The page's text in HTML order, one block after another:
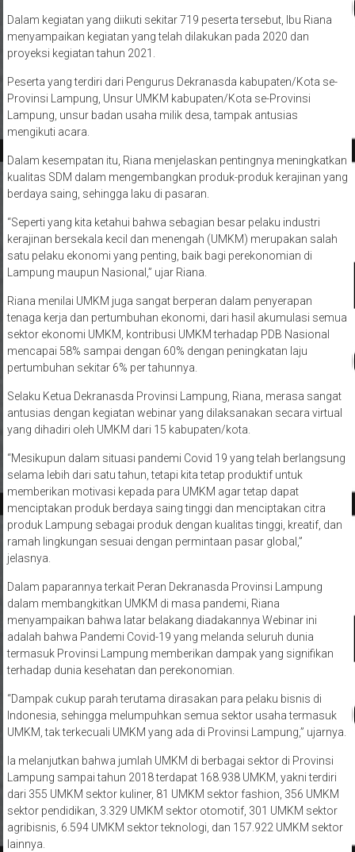
Dalam kegiatan yang diikuti sekitar 719 peserta tersebut, Ibu Riana
menyampaikan kegiatan yang telah dilakukan pada 2020 dan
proyeksi kegiatan tahun 2021.
Peserta yang terdiri dari Pengurus Dekranasda kabupaten/Kota se-
Provinsi Lampung, Unsur UMKM kabupaten/Kota se-Provinsi
Lampung, unsur badan usaha milik desa, tampak antusias
mengikuti acara.
Dalam kesempatan itu, Riana menjelaskan pentingnya meningkatkan
kualitas SDM dalam mengembangkan produk-produk kerajinan yang
berdaya saing, sehingga laku di pasaran.
“Seperti yang kita ketahui bahwa sebagian besar pelaku industri
kerajinan bersekala kecil dan menengah (UMKM) merupakan salah
satu pelaku ekonomi yang penting, baik bagi perekonomian di
Lampung maupun Nasional,” ujar Riana.
Riana menilai UMKM juga sangat berperan dalam penyerapan
tenaga kerja dan pertumbuhan ekonomi, dari hasil akumulasi semua
sektor ekonomi UMKM, kontribusi UMKM terhadap PDB Nasional
mencapai 58% sampai dengan 60% dengan peningkatan laju
pertumbuhan sekitar 6% per tahunnya.
Selaku Ketua Dekranasda Provinsi Lampung, Riana, merasa sangat
antusias dengan kegiatan webinar yang dilaksanakan secara virtual
yang dihadiri oleh UMKM dari 15 kabupaten/kota.
“Mesikupun dalam situasi pandemi Covid 19 yang telah berlangsung
selama lebih dari satu tahun, tetapi kita tetap produktif untuk
memberikan motivasi kepada para UMKM agar tetap dapat
menciptakan produk berdaya saing tinggi dan menciptakan citra
produk Lampung sebagai produk dengan kualitas tinggi, kreatif, dan
ramah lingkungan sesuai dengan permintaan pasar global,”
jelasnya.
Dalam paparannya terkait Peran Dekranasda Provinsi Lampung
dalam membangkitkan UMKM di masa pandemi, Riana
menyampaikan bahwa latar belakang diadakannya Webinar ini
adalah bahwa Pandemi Covid-19 yang melanda seluruh dunia
termasuk Provinsi Lampung memberikan dampak yang signifikan
terhadap dunia kesehatan dan perekonomian.
“Dampak cukup parah terutama dirasakan para pelaku bisnis di
Indonesia, sehingga melumpuhkan semua sektor usaha termasuk
UMKM, tak terkecuali UMKM yang ada di Provinsi Lampung,” ujarnya.
Ia melanjutkan bahwa jumlah UMKM di berbagai sektor di Provinsi
Lampung sampai tahun 2018 terdapat 168.938 UMKM, yakni terdiri
dari 355 UMKM sektor kuliner, 81 UMKM sektor fashion, 356 UMKM
sektor pendidikan, 3.329 UMKM sektor otomotif, 301 UMKM sektor
agribisnis, 6.594 UMKM sektor teknologi, dan 157.922 UMKM sektor
lainnya.